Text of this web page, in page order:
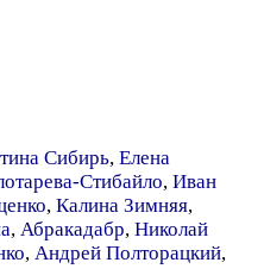
Сибирь, Елена
Стибайло, Иван
, Калина Зимняя,
, Абракадабр, Николай
, Андрей Полторацкий,